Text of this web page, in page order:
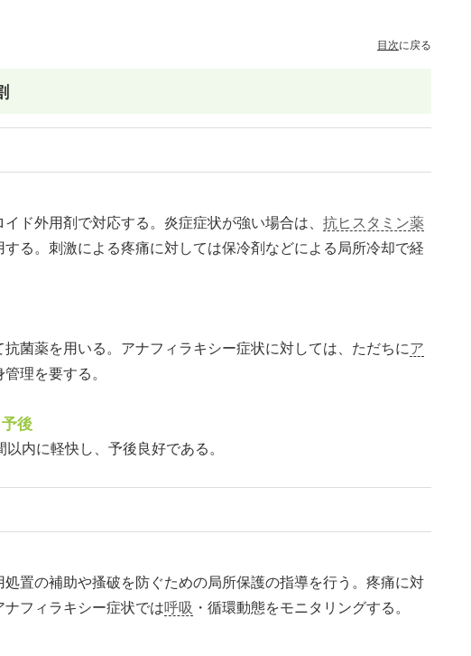
目次に戻る
ド外用剤で対応する。炎症症状が強い場合は、 抗ヒスタミン薬
る。刺激による疼痛に対しては保冷剤などによる局所冷却で経
菌薬を用いる。アナフィラキシー症状に対しては、ただちにア
理を要する。
後
内に軽快し、予後良好である。
置の補助や搔破を防ぐための局所保護の指導を行う。疼痛に対
ナフィラキシー症状では呼吸 ・循環動態をモニタリングする。